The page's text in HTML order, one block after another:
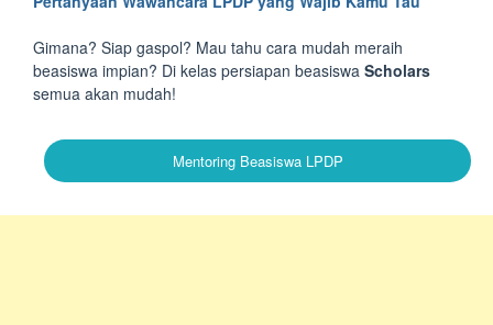
Gimana? Siap gaspol? Mau tahu cara mudah meraih
beasiswa impian? Di kelas persiapan beasiswa Scholars
semua akan mudah!
Mentoring Beasiswa LPDP